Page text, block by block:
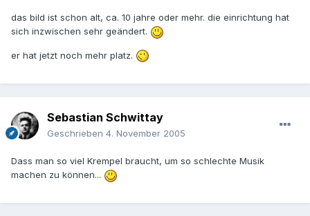
das bild ist schon alt, ca. 10 jahre oder mehr. die einrichtung hat
sich inzwischen sehr geändert.
er hat jetzt noch mehr platz.
Sebastian Schwittay
Geschrieben 4. November 2005
Dass man so viel Krempel braucht, um so schlechte Musik
machen zu können...